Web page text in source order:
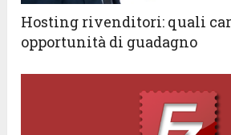
Hosting rivenditori: quali
opportunità di guadagno